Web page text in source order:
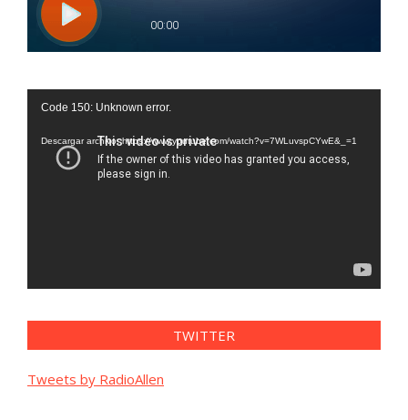
Reproductor
vídeo
Code 150: Unknown error.
Descargar archivo: https://www.youtube.com/watch?v=7WLuvspCYwE&_=1
TWITTER
Tweets by RadioAllen